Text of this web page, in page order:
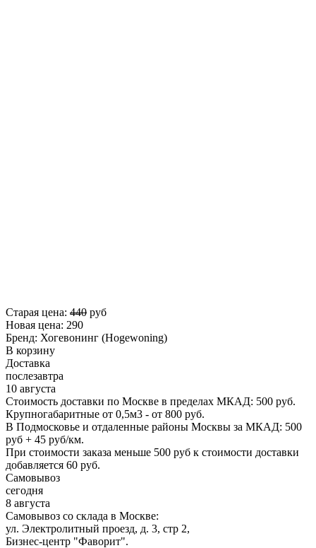
Старая цена: 440 руб
Новая цена: 290
Бренд: Хогевонинг (Hogewoning)
В корзину
Доставка
послезавтра
10 августа
Стоимость доставки по Москве в пределах МКАД: 500 руб.
Крупногабаритные от 0,5м3 - от 800 руб.
В Подмосковье и отдаленные районы Москвы за МКАД: 500
руб + 45 руб/км.
При стоимости заказа меньше 500 руб к стоимости доставки
добавляется 60 руб.
Самовывоз
сегодня
8 августа
Самовывоз со склада в Москве:
ул. Электролитный проезд, д. 3, стр 2,
Бизнес-центр "Фаворит".